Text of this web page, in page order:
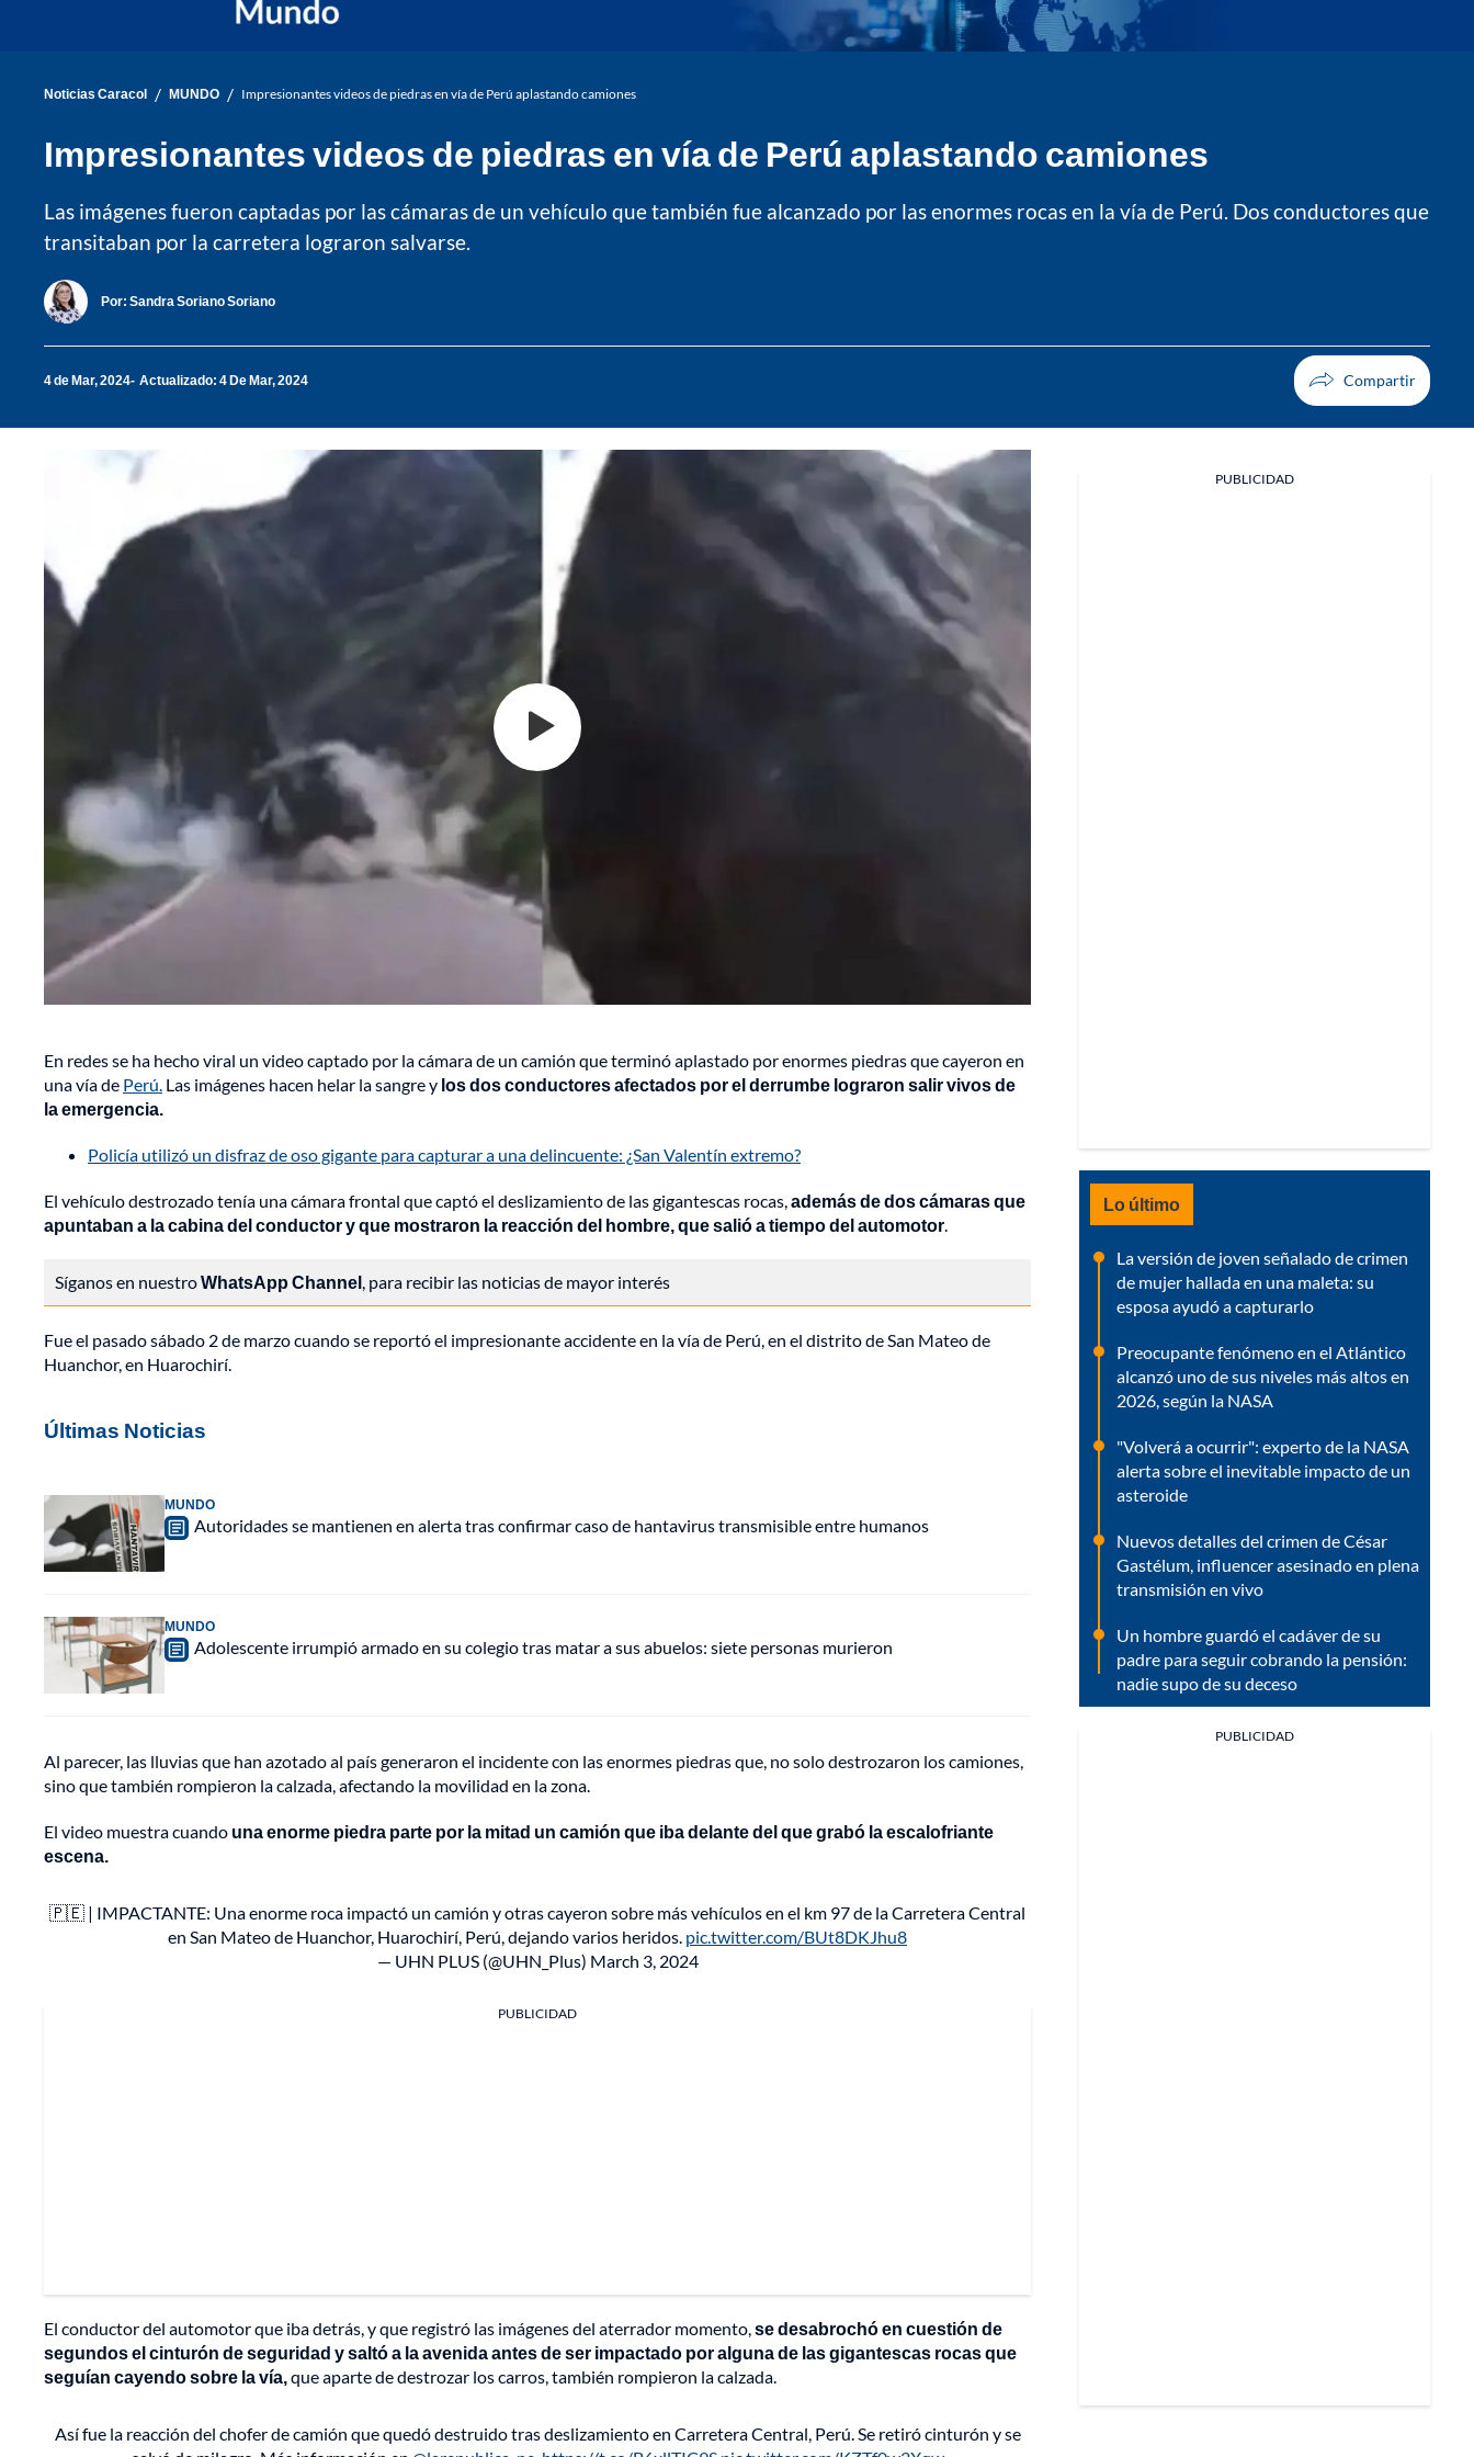
Noticias Caracol / MUNDO / Impresionantes videos de piedras en vía de Perú aplastando camiones
Impresionantes videos de piedras en vía de Perú aplastando camiones
Las imágenes fueron captadas por las cámaras de un vehículo que también fue alcanzado por las enormes rocas en la vía de Perú. Dos conductores que
transitaban por la carretera lograron salvarse.
Por: Sandra Soriano Soriano
4 de Mar, 2024 Actualizado: 4 De Mar, 2024
En redes se ha hecho viral un video captado por la cámara de un camión que terminó aplastado por enormes piedras que cayeron en
una vía de Perú. Las imágenes hacen helar la sangre y los dos conductores afectados por el derrumbe lograron salir vivos de
la emergencia.
Policía utilizó un disfraz de oso gigante para capturar a una delincuente: ¿San Valentín extremo?
El vehículo destrozado tenía una cámara frontal que captó el deslizamiento de las gigantescas rocas,además de dos cámaras que
apuntaban a la cabina del conductor y que mostraron la reacción del hombre, que salió a tiempo del automotor.
Síganos en nuestroWhatsApp Channel, para recibir las noticias de mayor interés
Fue el pasado sábado 2 de marzo cuando se reportó el impresionante accidente en la vía de Perú, en el distrito de San Mateo de
Huanchor, en Huarochirí.
Últimas Noticias
MUNDO
Autoridades se mantienen en alerta tras confirmar caso de hantavirus transmisible entre humanos
MUNDO
Adolescente irrumpió armado en su colegio tras matar a sus abuelos: siete personas murieron
Al parecer, las lluvias que han azotado al país generaron el incidente con las enormes piedras que, no solo destrozaron los camiones,
sino que también rompieron la calzada, afectando la movilidad en la zona.
El video muestra cuando una enorme piedra parte por la mitad un camión que iba delante del que grabó la escalofriante
escena.
🇵🇪 | IMPACTANTE: Una enorme roca impactó un camión y otras cayeron sobre más vehículos en el km 97 de la Carretera Central
en San Mateo de Huanchor, Huarochirí, Perú, dejando varios heridos. pic.twitter.com/BUt8DKJhu8
— UHN PLUS (@UHN_Plus) March 3, 2024
PUBLICIDAD
El conductor del automotor que iba detrás, y que registró las imágenes del aterrador momento,se desabrochó en cuestión de
segundos el cinturón de seguridad y saltó a la avenida antes de ser impactado por alguna de las gigantescas rocas que
seguían cayendo sobre la vía,que aparte de destrozar los carros, también rompieron la calzada.
Así fue la reacción del chofer de camión que quedó destruido tras deslizamiento en Carretera Central, Perú. Se retiró cinturón y se
PUBLICIDAD
Lo último
La versión de joven señalado de crimen
de mujer hallada en una maleta: su
esposa ayudó a capturarlo
Preocupante fenómeno en el Atlántico
alcanzó uno de sus niveles más altos en
2026, según la NASA
"Volverá a ocurrir": experto de la NASA
alerta sobre el inevitable impacto de un
asteroide
Nuevos detalles del crimen de César
Gastélum, influencer asesinado en plena
transmisión en vivo
Un hombre guardó el cadáver de su
padre para seguir cobrando la pensión:
nadie supo de su deceso
PUBLICIDAD